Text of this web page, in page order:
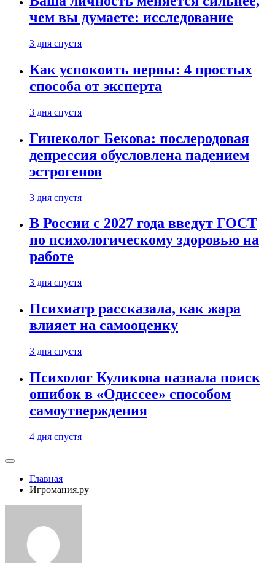
чем вы думаете: исследование
3 дня спустя
Как успокоить нервы: 4 простых
способа от эксперта
3 дня спустя
Гинеколог Бекова: послеродовая
депрессия обусловлена падением
эстрогенов
3 дня спустя
В России с 2027 года введут ГОСТ
по психологическому здоровью на
работе
3 дня спустя
Психиатр рассказала, как жара
влияет на самооценку
3 дня спустя
Психолог Куликова назвала поиск
ошибок в «Одиссее» способом
самоутверждения
4 дня спустя
Главная
Игромания.ру